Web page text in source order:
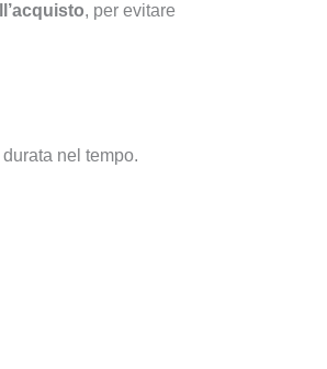
, per evitare
nel tempo.